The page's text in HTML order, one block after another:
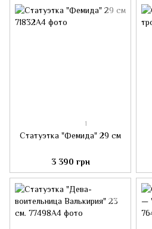
1
Статуэтка "Фемида" 29 см
3 390 грн